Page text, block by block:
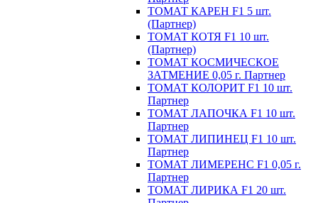
ТОМАТ КАРЕН F1 5 шт.
(Партнер)
ТОМАТ КОТЯ F1 10 шт.
(Партнер)
ТОМАТ КОСМИЧЕСКОЕ
ЗАТМЕНИЕ 0,05 г. Партнер
ТОМАТ КОЛОРИТ F1 10 шт.
Партнер
ТОМАТ ЛАПОЧКА F1 10 шт.
Партнер
ТОМАТ ЛИПИНЕЦ F1 10 шт.
Партнер
ТОМАТ ЛИМЕРЕНС F1 0,05 г.
Партнер
ТОМАТ ЛИРИКА F1 20 шт.